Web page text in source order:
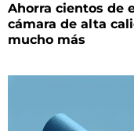
Ahorra cientos de
cámara de alta
mucho más